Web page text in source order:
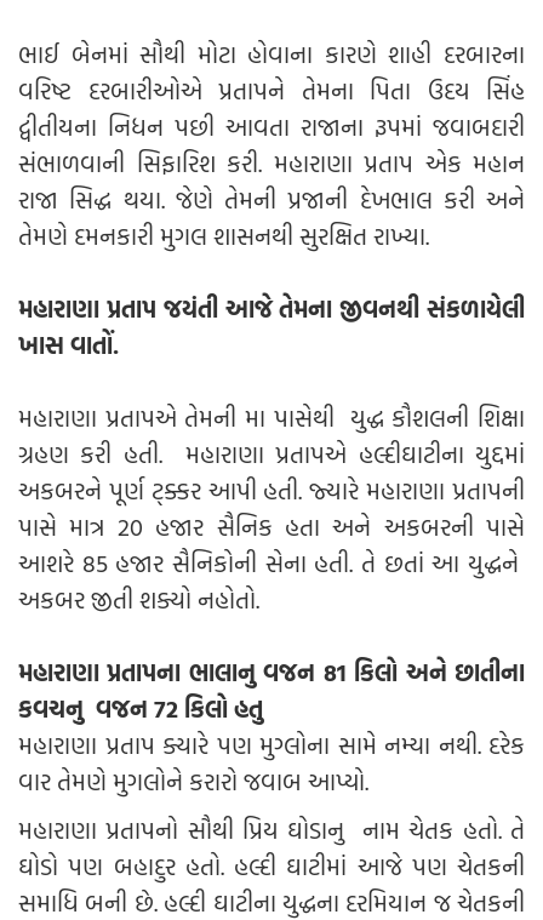
ભાઈ બેનમાં સૌથી મોટા હોવાના કારણે શાહી દરબારના
વરિષ્ટ દરબારીઓએ પ્રતાપને તેમના પિતા ઉદય સિંહ
દ્વીતીયના નિધન પછી આવતા રાજાના રૂપમાં જવાબદારી
સંભાળવાની સિફારિશ કરી. મહારાણા પ્રતાપ એક મહાન
રાજા સિદ્ધ થયા. જેણે તેમની પ્રજાની દેખભાલ કરી અને
તેમણે દમનકારી મુગલ શાસનથી સુરક્ષિત રાખ્યા.
મહારાણા પ્રતાપ જયંતી આજે તેમના જીવનથી સંકળાયેલી
ખાસ વાતોં.
મહારાણા પ્રતાપએ તેમની મા પાસેથી યુદ્ધ કૌશલની શિક્ષા
ગ્રહણ કરી હતી. મહારાણા પ્રતાપએ હલ્દીઘાટીના યુદ્દમાં
અકબરને પૂર્ણ ટ્ક્કર આપી હતી. જ્યારે મહારાણા પ્રતાપની
પાસે માત્ર 20 હજાર સૈનિક હતા અને અકબરની પાસે
આશરે 85 હજાર સૈનિકોની સેના હતી. તે છતાં આ યુદ્ધને
અકબર જીતી શક્યો નહોતો.
મહારાણા પ્રતાપના ભાલાનુ વજન 81 કિલો અને છાતીના
કવચનુ વજન 72 કિલો હતુ
મહારાણા પ્રતાપ ક્યારે પણ મુગ્લોના સામે નમ્યા નથી. દરેક
વાર તેમણે મુગલોને કરારો જવાબ આપ્યો.
મહારાણા પ્રતાપનો સૌથી પ્રિય ઘોડાનુ નામ ચેતક હતો. તે
ઘોડો પણ બહાદુર હતો. હલ્દી ઘાટીમાં આજે પણ ચેતકની
સમાધિ બની છે. હલ્દી ઘાટીના યુદ્ધના દરમિયાન જ ચેતકની